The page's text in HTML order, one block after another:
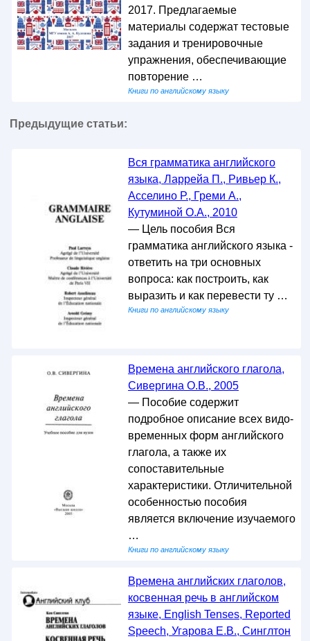
2017. Предлагаемые
материалы содержат тестовые
задания и тренировочные
упражнения, обеспечивающие
повторение …
Книги по английскому языку
Предыдущие статьи:
Вся грамматика английского
языка, Ларрейа П., Ривьер К.,
Асселино Р., Греми А.,
Кутуминой О.А., 2010
— Цель пособия Вся
грамматика английского языка -
ответить на три основных
вопроса: как построить, как
выразить и как перевести ту …
Книги по английскому языку
Времена английского глагола,
Сивергина О.В., 2005
— Пособие содержит
подробное описание всех видо-
временных форм английского
глагола, а также их
сопоставительные
характеристики. Отличительной
особенностью пособия
является включение изучаемого
…
Книги по английскому языку
Времена английских глаголов,
косвенная речь в английском
языке, English Tenses, Reported
Speech, Угарова Е.В., Синглтон